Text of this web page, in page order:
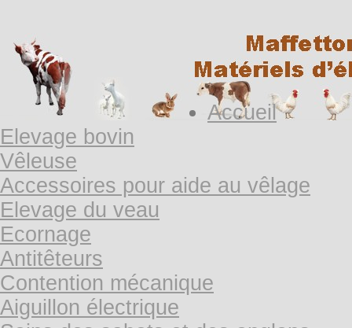
Accueil
Elevage bovin
Vêleuse
Accessoires pour aide au vêlage
Elevage du veau
Ecornage
Antitêteurs
Contention mécanique
Aiguillon électrique